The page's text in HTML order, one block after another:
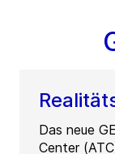
Das neue
Center